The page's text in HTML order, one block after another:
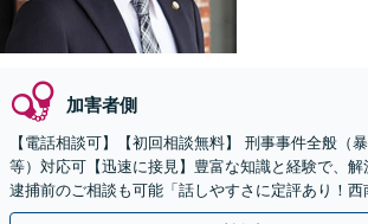
加害者側
【電話相談可】【初回相談無料】 刑事事件全般（
等）対応可【迅速に接見】豊富な知識と経験で、解
逮捕前のご相談も可能「話しやすさに定評あり！西
学院内にある事務所」【完全個室】【西新駅5分】